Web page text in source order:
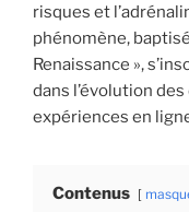
risques et
phénomène,
Renaissance »,
dans l’évolution
expériences en
Contenus